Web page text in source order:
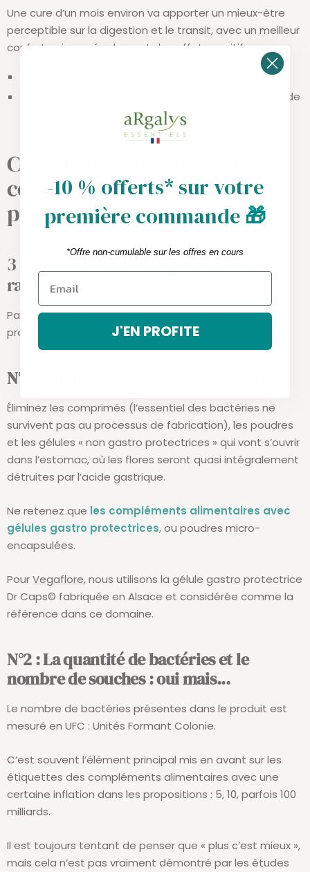
Une cure d’un mois environ va apporter un mieux-être
perceptible sur la digestion et le transit, avec un meilleur
confort qui aura également des effets positifs sur :
L’action anti-inflammatoire intestinale (diminution de
l’irritabilité du colon)
Comment bien choisir un
complément alimentaire
probiotiques ?
3 critères importants pour un effet
rapide sur votre flore intestinale
Par ordre d’importance décroissante, nous vous
proposons la hiérarchie suivante :
N°1 : Le conditionnement protecteur
Éliminez les comprimés (l’essentiel des bactéries ne
survivent pas au processus de fabrication), les poudres
et les gélules « non gastro protectrices » qui vont s’ouvrir
dans l’estomac, où les flores seront quasi intégralement
détruites par l’acide gastrique.
Ne retenez que les compléments alimentaires avec
gélules gastro protectrices, ou poudres micro-
encapsulées.
PourVegaflore, nous utilisons la gélule gastro protectrice
Dr Caps© fabriquée en Alsace et considérée comme la
référence dans ce domaine.
N°2 : La quantité de bactéries et le
nombre de souches : oui mais...
Le nombre de bactéries présentes dans le produit est
mesuré en UFC : Unités Formant Colonie.
C’est souvent l’élément principal mis en avant sur les
étiquettes des compléments alimentaires avec une
certaine inflation dans les propositions : 5, 10, parfois 100
milliards.
Il est toujours tentant de penser que « plus c’est mieux »,
mais cela n’est pas vraiment démontré par les études
-10 % offerts* sur votre
première commande🎁
*Offre non-cumulable sur les offres en cours
J'EN PROFITE